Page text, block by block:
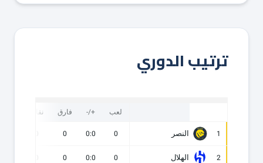
ترتيب الدوري
لعب +/- فارق نقاط
1 النصر 0
0:0
0
2 الهلال 0
0:0
0